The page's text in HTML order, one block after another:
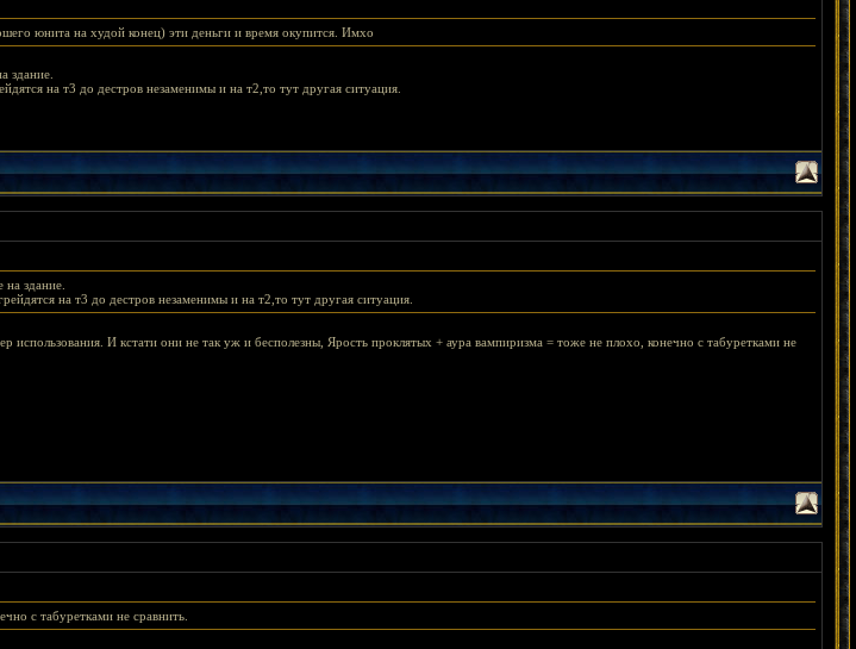
юнита на худой конец) эти деньги и время окупится. Имхо
здание.
на т3 до дестров незаменимы и на т2,то тут другая ситуация.
здание.
на т3 до дестров незаменимы и на т2,то тут другая ситуация.
использования. И кстати они не так уж и бесполезны, Ярость проклятых + аура вампиризма = тоже не плохо, конечно с табуретками не
с табуретками не сравнить.